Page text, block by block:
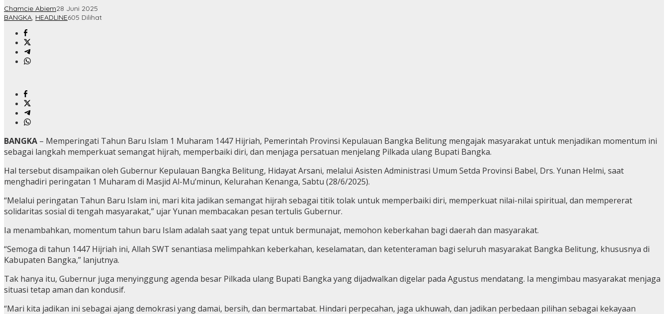
Chamcie Abiem28 Juni 2025
BANGKA, HEADLINE605 Dilihat
BANGKA – Memperingati Tahun Baru Islam 1 Muharam 1447 Hijriah, Pemerintah Provinsi Kepulauan Bangka Belitung mengajak masyarakat untuk menjadikan momentum ini
sebagai langkah memperkuat semangat hijrah, memperbaiki diri, dan menjaga persatuan menjelang Pilkada ulang Bupati Bangka.
Hal tersebut disampaikan oleh Gubernur Kepulauan Bangka Belitung, Hidayat Arsani, melalui Asisten Administrasi Umum Setda Provinsi Babel, Drs. Yunan Helmi, saat
menghadiri peringatan 1 Muharam di Masjid Al-Mu’minun, Kelurahan Kenanga, Sabtu (28/6/2025).
“Melalui peringatan Tahun Baru Islam ini, mari kita jadikan semangat hijrah sebagai titik tolak untuk memperbaiki diri, memperkuat nilai-nilai spiritual, dan mempererat
solidaritas sosial di tengah masyarakat,” ujar Yunan membacakan pesan tertulis Gubernur.
Ia menambahkan, momentum tahun baru Islam adalah saat yang tepat untuk bermunajat, memohon keberkahan bagi daerah dan masyarakat.
“Semoga di tahun 1447 Hijriah ini, Allah SWT senantiasa melimpahkan keberkahan, keselamatan, dan ketenteraman bagi seluruh masyarakat Bangka Belitung, khususnya di
Kabupaten Bangka,” lanjutnya.
Tak hanya itu, Gubernur juga menyinggung agenda besar Pilkada ulang Bupati Bangka yang dijadwalkan digelar pada Agustus mendatang. Ia mengimbau masyarakat menjaga
situasi tetap aman dan kondusif.
“Mari kita jadikan ini sebagai ajang demokrasi yang damai, bersih, dan bermartabat. Hindari perpecahan, jaga ukhuwah, dan jadikan perbedaan pilihan sebagai kekayaan